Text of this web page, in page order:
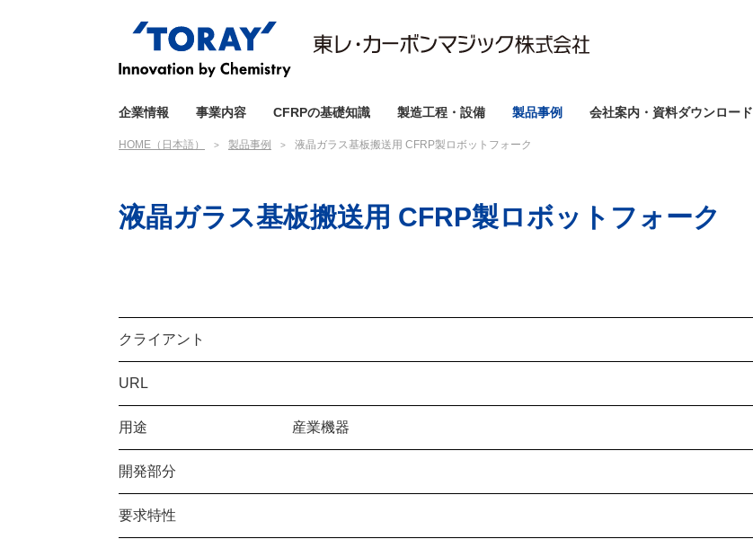
企業情報 事業内容 CFRPの基礎知識 製造工程・設備 製品事例 会社案内・資料ダウンロード
HOME（日本語） 製品事例 液晶ガラス基板搬送用 CFRP製ロボットフォーク
液晶ガラス基板搬送用 CFRP製ロボットフォーク
クライアント
URL
用途 産業機器
開発部分
要求特性